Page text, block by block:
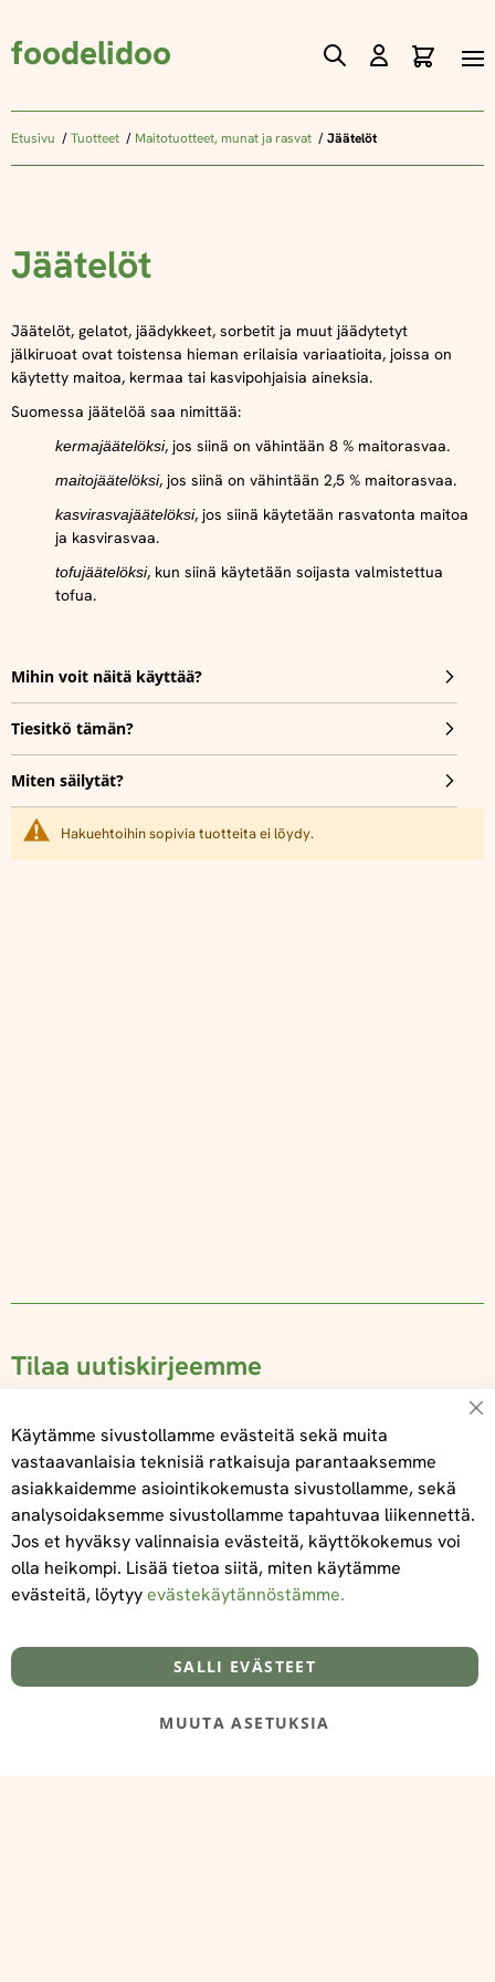
foodelidoo
Skip
Content
Etusivu Tuotteet Maitotuotteet, munat ja rasvat Jäätelöt
Jäätelöt
Jäätelöt, gelatot, jäädykkeet, sorbetit ja muut jäädytetyt
jälkiruoat ovat toistensa hieman erilaisia variaatioita, joissa on
käytetty maitoa, kermaa tai kasvipohjaisia aineksia.
Suomessa jäätelöä saa nimittää:
kermajäätelöksi, jos siinä on vähintään 8 % maitorasvaa.
maitojäätelöksi, jos siinä on vähintään 2,5 % maitorasvaa.
kasvirasvajäätelöksi, jos siinä käytetään rasvatonta maitoa
ja kasvirasvaa.
tofujäätelöksi, kun siinä käytetään soijasta valmistettua
tofua.
Mihin voit näitä käyttää?
Tiesitkö tämän?
Miten säilytät?
Hakuehtoihin sopivia tuotteita ei löydy.
Tilaa uutiskirjeemme
Tilaa
Tietoa meistä
@‌2025 FooDeliDoo
Toimitus- ja maksuehdot
Käytämme sivustollamme evästeitä sekä muita
vastaavanlaisia teknisiä ratkaisuja parantaaksemme
asiakkaidemme asiointikokemusta sivustollamme, sekä
analysoidaksemme sivustollamme tapahtuvaa liikennettä.
Jos et hyväksy valinnaisia evästeitä, käyttökokemus voi
olla heikompi. Lisää tietoa siitä, miten käytämme
evästeitä, löytyyevästekäytännöstämme.
SALLI EVÄSTEET
MUUTA ASETUKSIA